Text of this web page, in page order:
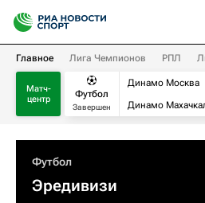
Главное Лига Чемпионов РПЛ
Матч-
центр
Футбол
Завершен
Динамо Москва
Динамо
Футбол
Эредивизи